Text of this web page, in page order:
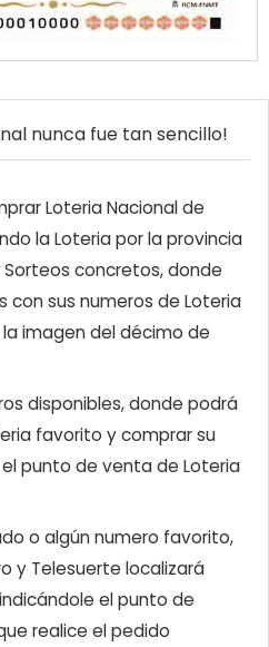
nunca fue tan sencillo!
Loteria Nacional de
la Loteria por la provincia
concretos, donde
con sus numeros de Loteria
imagen del décimo de
disponibles, donde podrá
favorito y comprar su
punto de venta de Loteria
o algún numero favorito,
y Telesuerte localizará
el punto de
realice el pedido